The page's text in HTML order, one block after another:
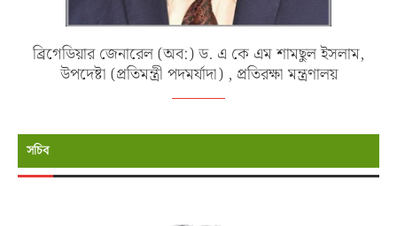
ব্রিগেডিয়ার জেনারেল (অব:) ড. এ কে এম শামছুল ইসলাম,
উপদেষ্টা (প্রতিমন্ত্রী পদমর্যাদা) , প্রতিরক্ষা মন্ত্রণালয়
সচিব